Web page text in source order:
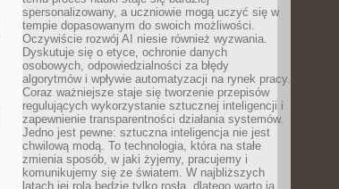
spersonalizowany, a uczniowie mogą uczyć się w
tempie dopasowanym do swoich możliwości.
Oczywiście rozwój AI niesie również wyzwania.
Dyskutuje się o etyce, ochronie danych
osobowych, odpowiedzialności za błędy
algorytmów i wpływie automatyzacji na rynek pracy.
Coraz ważniejsze staje się tworzenie przepisów
regulujących wykorzystanie sztucznej inteligencji i
zapewnienie transparentności działania systemów.
Jedno jest pewne: sztuczna inteligencja nie jest
chwilową modą. To technologia, która na stałe
zmienia sposób, w jaki żyjemy, pracujemy i
komunikujemy się ze światem. W najbliższych
latach jej rola będzie tylko rosła, dlatego warto ją